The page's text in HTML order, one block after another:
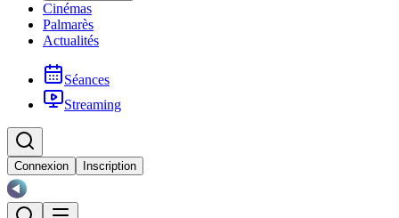
Cinémas
Palmarès
Actualités
Séances
Streaming
Connexion Inscription